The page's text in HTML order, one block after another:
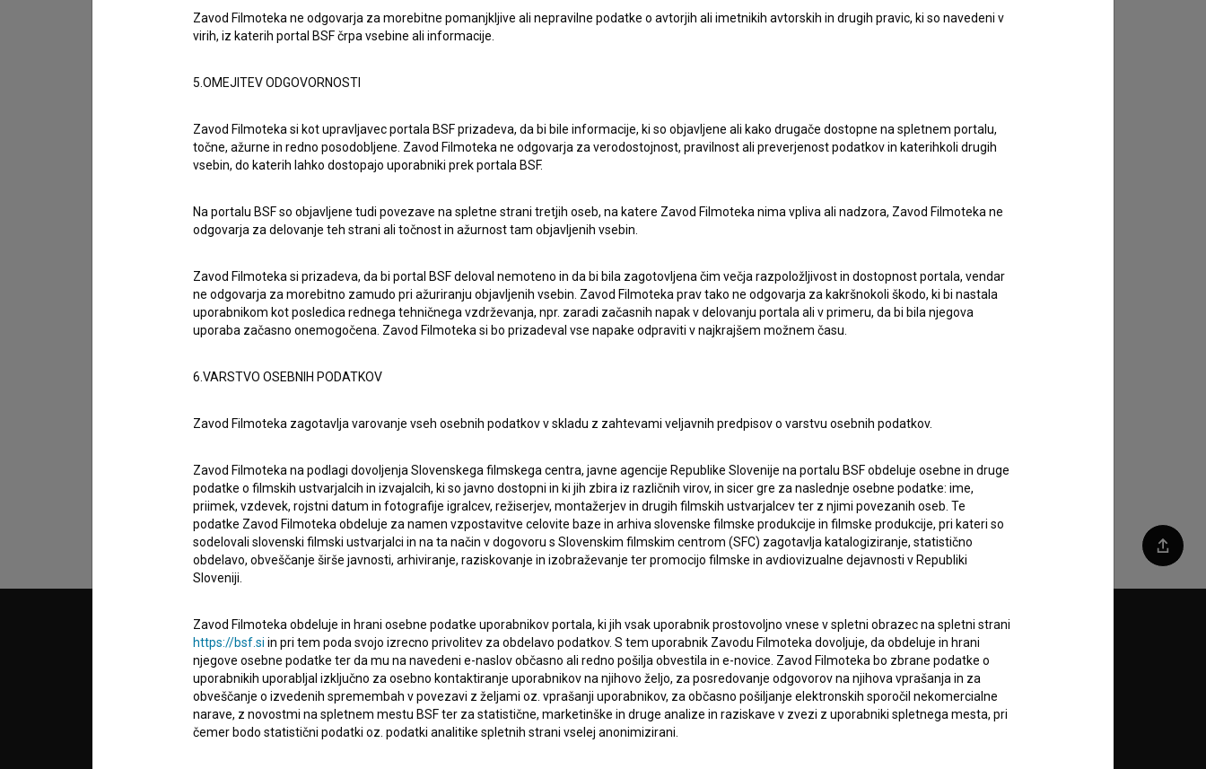
imam vprašanje
prijavljam napako
Sprejemamsplošne pogojein dajemsoglasjeza zbiranje, hrambo in obdelavo osebnih
Deli
© 2018-2026, Filmoteka,
zavod za širjenje filmske kulture
PARTNERJI
POGOJI UPORABE
PRIJAVITE SE NA BSF NOVIČNIK:
PRIJAVA
Sprejemamsplošne pogoje
Sledite nam na:
Zavod Filmoteka ne odgovarja za morebitne pomanjkljive ali nepravilne podatke o avtorjih ali imetnikih avtorskih in drugih pravic, ki so navedeni v
virih, iz katerih portal BSF črpa vsebine ali informacije.
5.OMEJITEV ODGOVORNOSTI
Zavod Filmoteka si kot upravljavec portala BSF prizadeva, da bi bile informacije, ki so objavljene ali kako drugače dostopne na spletnem portalu,
točne, ažurne in redno posodobljene. Zavod Filmoteka ne odgovarja za verodostojnost, pravilnost ali preverjenost podatkov in katerihkoli drugih
vsebin, do katerih lahko dostopajo uporabniki prek portala BSF.
Na portalu BSF so objavljene tudi povezave na spletne strani tretjih oseb, na katere Zavod Filmoteka nima vpliva ali nadzora, Zavod Filmoteka ne
odgovarja za delovanje teh strani ali točnost in ažurnost tam objavljenih vsebin.
Zavod Filmoteka si prizadeva, da bi portal BSF deloval nemoteno in da bi bila zagotovljena čim večja razpoložljivost in dostopnost portala, vendar
ne odgovarja za morebitno zamudo pri ažuriranju objavljenih vsebin. Zavod Filmoteka prav tako ne odgovarja za kakršnokoli škodo, ki bi nastala
uporabnikom kot posledica rednega tehničnega vzdrževanja, npr. zaradi začasnih napak v delovanju portala ali v primeru, da bi bila njegova
uporaba začasno onemogočena. Zavod Filmoteka si bo prizadeval vse napake odpraviti v najkrajšem možnem času.
6.VARSTVO OSEBNIH PODATKOV
Zavod Filmoteka zagotavlja varovanje vseh osebnih podatkov v skladu z zahtevami veljavnih predpisov o varstvu osebnih podatkov.
Zavod Filmoteka na podlagi dovoljenja Slovenskega filmskega centra, javne agencije Republike Slovenije na portalu BSF obdeluje osebne in druge
podatke o filmskih ustvarjalcih in izvajalcih, ki so javno dostopni in ki jih zbira iz različnih virov, in sicer gre za naslednje osebne podatke: ime,
priimek, vzdevek, rojstni datum in fotografije igralcev, režiserjev, montažerjev in drugih filmskih ustvarjalcev ter z njimi povezanih oseb. Te
podatke Zavod Filmoteka obdeluje za namen vzpostavitve celovite baze in arhiva slovenske filmske produkcije in filmske produkcije, pri kateri so
sodelovali slovenski filmski ustvarjalci in na ta način v dogovoru s Slovenskim filmskim centrom (SFC) zagotavlja katalogiziranje, statistično
obdelavo, obveščanje širše javnosti, arhiviranje, raziskovanje in izobraževanje ter promocijo filmske in avdiovizualne dejavnosti v Republiki
Sloveniji.
Zavod Filmoteka obdeluje in hrani osebne podatke uporabnikov portala, ki jih vsak uporabnik prostovoljno vnese v spletni obrazec na spletni strani
https://bsf.si in pri tem poda svojo izrecno privolitev za obdelavo podatkov. S tem uporabnik Zavodu Filmoteka dovoljuje, da obdeluje in hrani
njegove osebne podatke ter da mu na navedeni e-naslov občasno ali redno pošilja obvestila in e-novice. Zavod Filmoteka bo zbrane podatke o
uporabnikih uporabljal izključno za osebno kontaktiranje uporabnikov na njihovo željo, za posredovanje odgovorov na njihova vprašanja in za
obveščanje o izvedenih spremembah v povezavi z željami oz. vprašanji uporabnikov, za občasno pošiljanje elektronskih sporočil nekomercialne
narave, z novostmi na spletnem mestu BSF ter za statistične, marketinške in druge analize in raziskave v zvezi z uporabniki spletnega mesta, pri
čemer bodo statistični podatki oz. podatki analitike spletnih strani vselej anonimizirani.